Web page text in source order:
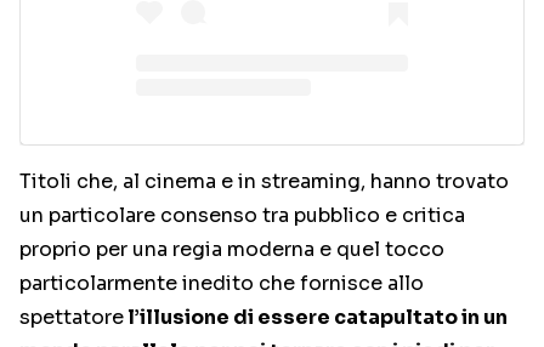
Titoli che, al cinema e in streaming, hanno trovato
un particolare consenso tra pubblico e critica
proprio per una regia moderna e quel tocco
particolarmente inedito che fornisce allo
spettatorel’illusione di essere catapultato in un